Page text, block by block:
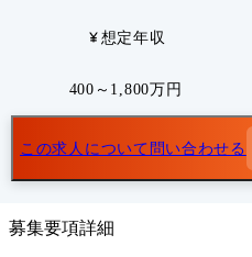
想定年収
400～1,800万円
この求人について問い合わせる
募集要項詳細